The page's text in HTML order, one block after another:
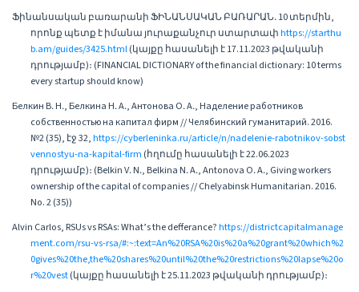
Ֆինանսական բառարանի ՖԻՆԱՆՍԱԿԱՆ ԲԱՌԱՐԱՆ․ 10 տերմին,
որոնք պետք է իմանա յուրաքանչուր ստարտափhttps://starthu
b.am/guides/3425.html(կայքը հասանելի է 17.11.2023 թվականի
դրությամբ)։ (FINANCIAL DICTIONARY of the financial dictionary: 10 terms
every startup should know)
Белкин В․ Н․, Белкина Н․ А․, Антонова О․ А․, Наделение работников
собственностью на капитал фирм // Челябинский гуманитарий. 2016.
№2 (35), էջ 32,https://cyberleninka.ru/article/n/nadelenie-rabotnikov-sobst
vennostyu-na-kapital-firm (հղումը հասանելի է 22.06.2023
դրությամբ)։ (Belkin V․ N․, Belkina N․ A․, Antonova O․ A․, Giving workers
ownership of the capital of companies // Chelyabinsk Humanitarian. 2016.
No. 2 (35))
Alvin Carlos, RSUs vs RSAs: What’s the defferance?https://districtcapitalmanage
ment.com/rsu-vs-rsa/#:~:text=An%20RSA%20is%20a%20grant%20which%2
0gives%20the,the%20shares%20until%20the%20restrictions%20lapse%20o
r%20vest(կայքը հասանելի է 25.11.2023 թվականի դրությամբ)։